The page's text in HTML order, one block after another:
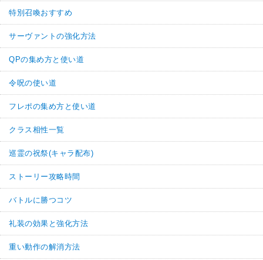
特別召喚おすすめ
サーヴァントの強化方法
QPの集め方と使い道
令呪の使い道
フレポの集め方と使い道
クラス相性一覧
巡霊の祝祭(キャラ配布)
ストーリー攻略時間
バトルに勝つコツ
礼装の効果と強化方法
重い動作の解消方法